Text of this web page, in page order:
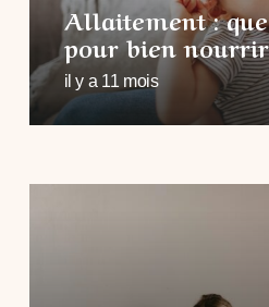
Allaitement :
pour bien nourrir
il y a 11 mois